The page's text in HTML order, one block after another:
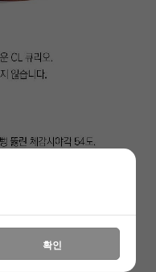
확인